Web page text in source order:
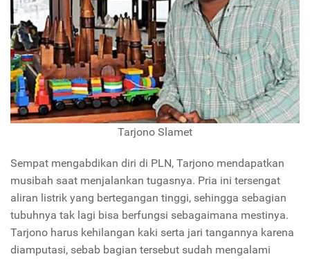
Tarjono Slamet
Sempat mengabdikan diri di PLN, Tarjono mendapatkan
musibah saat menjalankan tugasnya. Pria ini tersengat
aliran listrik yang bertegangan tinggi, sehingga sebagian
tubuhnya tak lagi bisa berfungsi sebagaimana mestinya.
Tarjono harus kehilangan kaki serta jari tangannya karena
diamputasi, sebab bagian tersebut sudah mengalami